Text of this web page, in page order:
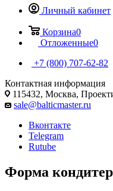
Личный кабинет
Корзина0
Отложенные0
+7 (800) 707-62-82
Контактная информация
115432, Москва,
sale@balticmaster.ru
Вконтакте
Telegram
Rutube
Форма